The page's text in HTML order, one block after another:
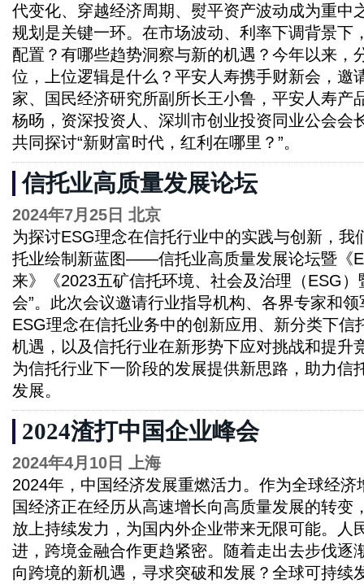
代变化、穿越经济周期、熨平资产波动成为重中
规划是关键一环。在市场波动、利率下调背景下
配置？有哪些趋势洞察与新的机遇？今年以来，
位，上位逻辑是什么？平安人寿携手财新会，邀
家、国民经济研究所副所长王小鲁，平安人寿产
杨旸，资深投资人、深圳市创业投资同业公会会
共同探讨“新财富时代，红利在哪里？”。
信托业高质量发展论坛
2024年7月25日 北京
为探讨ESG理念在信托行业中的实践与创新，我
托业绘制新蓝图——信托业高质量发展论坛暨《
来》《2023五矿信托环境、社会及治理（ESG
会”。此次会议邀请行业指导机构、各界专家和
ESG理念在信托业务中的创新应用、新分类下信
机遇，以及信托行业在新形势下应对挑战和提升
为信托行业下一阶段的发展提供新思路，助力信
发展。
2024渣打中国企业峰会
2024年4月10日 上海
2024年，中国经济发展重燃活力。作为全球经
国经济正在经历从高速增长向高质量发展的转变
放上持续发力，为国内外企业带来无限可能。人
进，跨境金融合作更趋紧密。随着走出去步伐逐
向跨境的新机遇，寻求突破和发展？全球可持续